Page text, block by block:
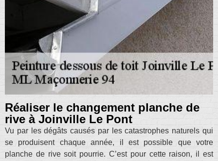
Réaliser le changement planche de
rive à Joinville Le Pont
Vu par les dégâts causés par les catastrophes naturels qui
se produisent chaque année, il est possible que votre
planche de rive soit pourrie. C’est pour cette raison, il est